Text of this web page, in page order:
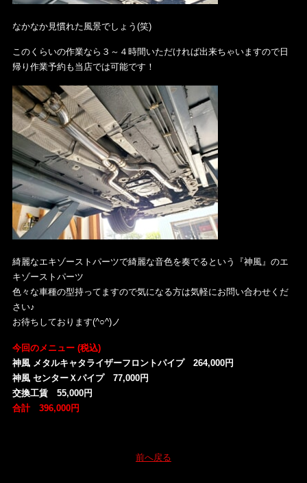
なかなか見慣れた風景でしょう(笑)
このくらいの作業なら３～４時間いただければ出来ちゃいますので日
帰り作業予約も当店では可能です！
綺麗なエキゾーストパーツで綺麗な音色を奏でるという『神風』のエ
キゾーストパーツ
色々な車種の型持ってますので気になる方は気軽にお問い合わせくだ
さい♪
お待ちしております(^○^)ノ
今回のメニュー (税込)
神風 メタルキャタライザーフロントパイプ 264,000円
神風 センターＸパイプ 77,000円
交換工賃 55,000円
合計 396,000円
前へ戻る